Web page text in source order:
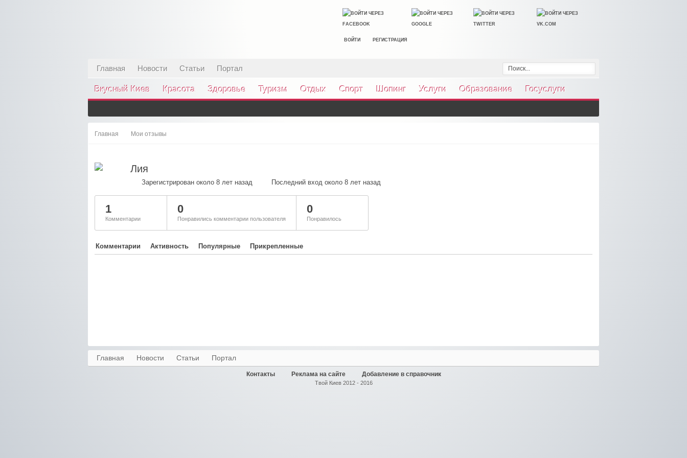
ВОЙТИ РЕГИСТРАЦИЯ
Главная Новости Статьи Портал
Вкусный Киев Красота Здоровье Туризм Отдых Спорт Шопинг Услуги Образование Госуслуги
Главная Мои отзывы
Лия
Зарегистрирован около 8 лет назад Последний вход около 8 лет назад
1
Комментарии
0
Понравились комментарии пользователя
0
Понравилось
Комментарии Активность Популярные Прикрепленные
Главная Новости Статьи Портал
Контакты Реклама на сайте Добавление в справочник
Твой Киев 2012 - 2016